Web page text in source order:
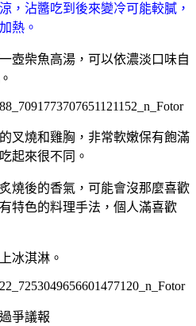
，沾醬吃到後來變冷可能較膩，
熱。
壺柴魚高湯，可以依濃淡口味自
的叉燒和雞胸，非常軟嫩保有飽滿
起來很不同。
燒後的香氣，可能會沒那麼喜歡
特色的料理手法，個人滿喜歡
冰淇淋。
爭議報